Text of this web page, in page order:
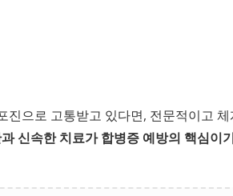
진으로 고통받고 있다면, 전문적이고
신속한 치료가 합병증 예방의 핵심이